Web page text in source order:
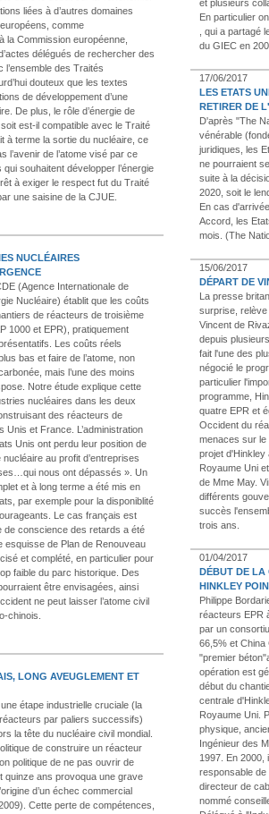
liées à d’autres domaines
comme
la Commission européenne,
délégués de rechercher des
des Traités
douteux que les textes
de développement d’une
De plus, le rôle d’énergie de
est-il compatible avec le Traité
à terme la sortie du nucléaire, ce
l’avenir de l’atome visé par ce
souhaitent développer l’énergie
à exiger le respect fut du Traité
une saisine de la CJUE.
NUCLÉAIRES
(Agence Internationale de
Nucléaire) établit que les coûts
de réacteurs de troisième
1000 et EPR), pratiquement
Les coûts réels
bas et faire de l’atome, non
mais l’une des moins
Notre étude explique cette
nucléaires dans les deux
des réacteurs de
Unis et France. L’administration
Unis ont perdu leur position de
nucléaire au profit d’entreprises
nous ont dépassés ». Un
et à long terme a été mis en
par exemple pour la disponiblité
Le cas français est
de conscience des retards a été
esquisse de Plan de Renouveau
et complété, en particulier pour
faible du parc historique. Des
être envisagées, ainsi
ne peut laisser l’atome civil
chinois.
LONG AVEUGLEMENT ET
étape industrielle cruciale (la
par paliers successifs)
la tête du nucléaire civil mondial.
de construire un réacteur
politique de ne pas ouvrir de
quinze ans provoqua une grave
d’un échec commercial
Cette perte de compétences,
et plusieurs
En particulier
, qui a partagé
du GIEC en
17/06/2017
LES ETATS
RETIRER DE
D'après "The
vénérable
juridiques, les
ne pourraient
suite à la
2020, soit le
En cas
Accord, les
mois. (The
15/06/2017
DÉPART DE
La presse
surprise,
Vincent de
depuis
fait l'une des
négocié le
particulier
programme,
quatre EPR et
Occident du
menaces sur le
projet d'Hinkley
Royaume Uni
de Mme May.
différents
succès
trois ans.
01/04/2017
DÉBUT DE LA
HINKLEY
Philippe
réacteurs EPR
par un
66,5% et China
"premier
opération est
début du
centrale
Royaume Uni.
physique,
Ingénieur des
1997. En 2000,
responsable de
directeur de
nommé